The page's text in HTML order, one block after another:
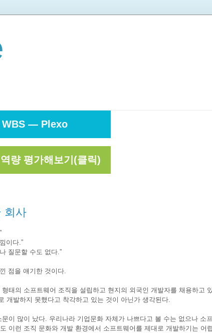
WBS — Plexo
량 평가해보기(클릭)
회사
이다.”
질문할 수도 없다.”
점을 얘기한 것이다.
태의 소프트웨어 조직을 설립하고 현지의 외국인 개발자를 채용하고
개발하지 못했다고 착각하고 있는 것이 아닌가 생각된다.
이 많이 났다. 우리나라 기업문화 자체가 나쁘다고 볼 수는 없으나 소
이런 조직 문화와 개발 환경에서 소프트웨어를 제대로 개발하기는 어